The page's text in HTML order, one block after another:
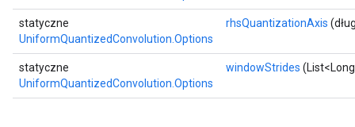
statyczne
UniformQuantizedConvolution.Options
rhsQuantizationAxis
statyczne
UniformQuantizedConvolution.Options
windowStrides